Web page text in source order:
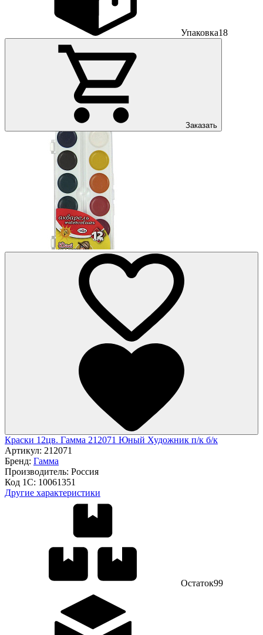
Упаковка18
Заказать
Краски 12цв. Гамма 212071 Юный Художник п/к б/к
Артикул: 212071
Бренд: Гамма
Производитель: Россия
Код 1С: 10061351
Другие характеристики
Остаток99